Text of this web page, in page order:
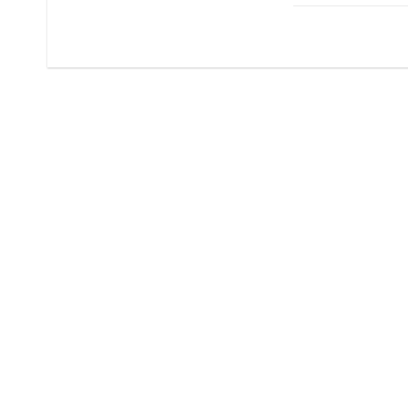
med
flerfärgade toner